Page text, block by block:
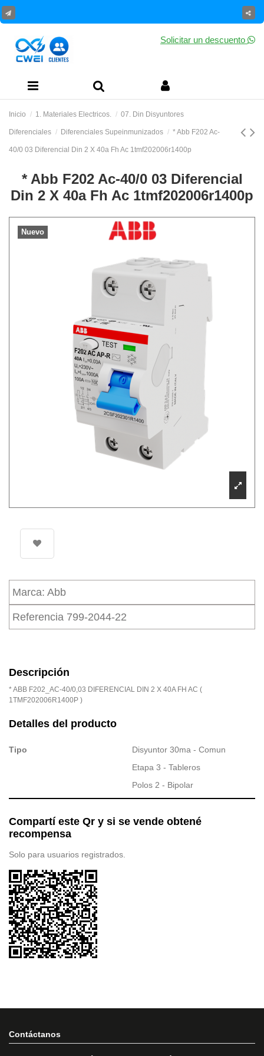
Solicitar un descuento
Inicio 1. Materiales Electricos. 07. Din Disyuntores
Diferenciales Diferenciales Supeinmunizados * Abb F202 Ac-
40/0 03 Diferencial Din 2 X 40a Fh Ac 1tmf202006r1400p
* Abb F202 Ac-40/0 03 Diferencial
Din 2 X 40a Fh Ac 1tmf202006r1400p
Nuevo
Marca: Abb
Referencia 799-2044-22
Descripción
* ABB F202_AC-40/0,03 DIFERENCIAL DIN 2 X 40A FH AC (
1TMF202006R1400P )
Detalles del producto
Tipo
Disyuntor 30ma - Comun
Etapa 3 - Tableros
Polos 2 - Bipolar
Compartí este Qr y si se vende obtené
recompensa
Solo para usuarios registrados.
Contáctanos